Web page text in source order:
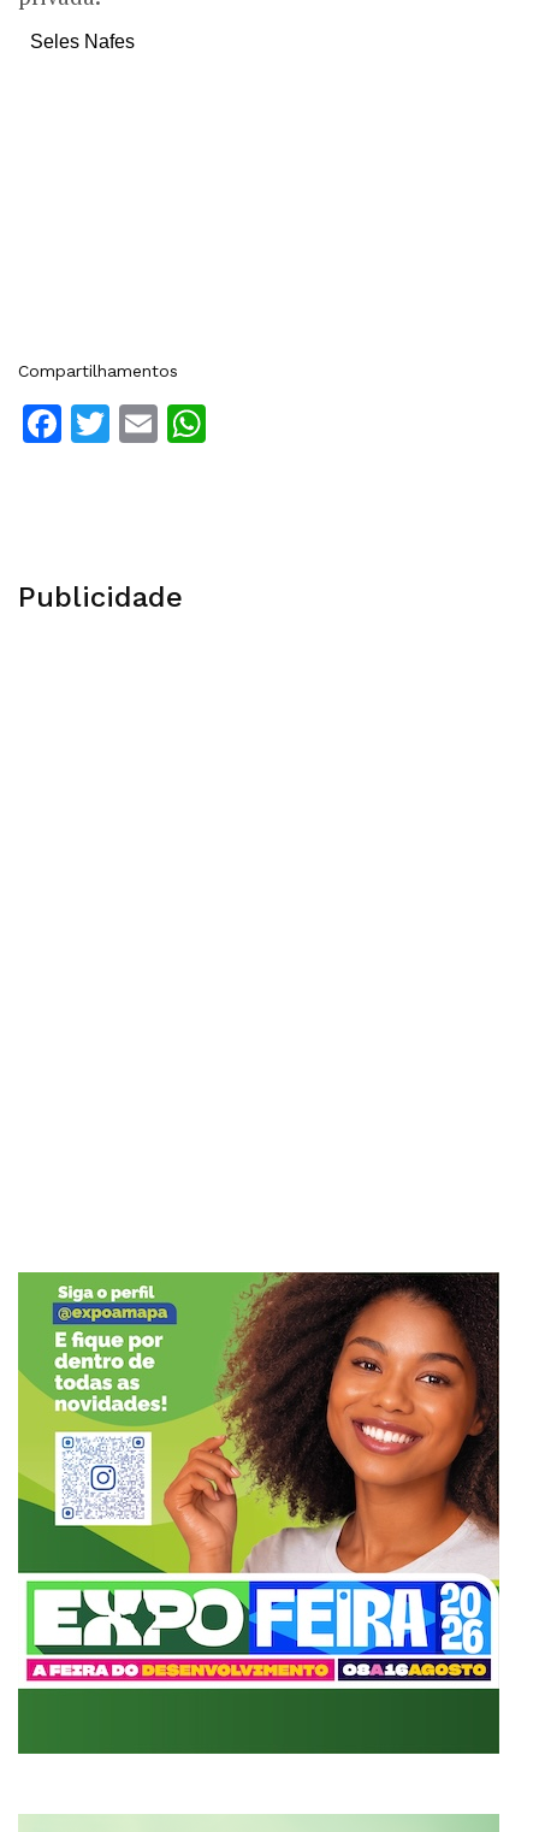
Seles Nafes
Compartilhamentos
Facebook
Twitter
Email
Publicidade